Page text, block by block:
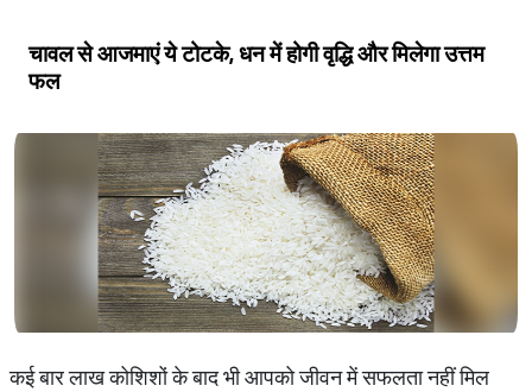
चावल से आजमाएं ये टोटके, धन में होगी वृद्धि और मिलेगा उत्तम
फल
कई बार लाख कोशिशों के बाद भी आपको जीवन में सफलता नहीं मिल